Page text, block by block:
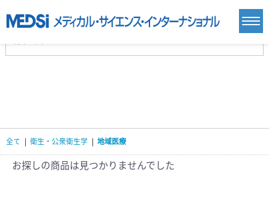
臨床医学:一般(359) 臨床医学:内科系(407)
基礎医学(93)
看護学(21)
医療技術(16)
栄養学(0)
薬学(7)
全て | 衛生・公衆衛生学 | 地域医療
お探しの商品は見つかりませんでした